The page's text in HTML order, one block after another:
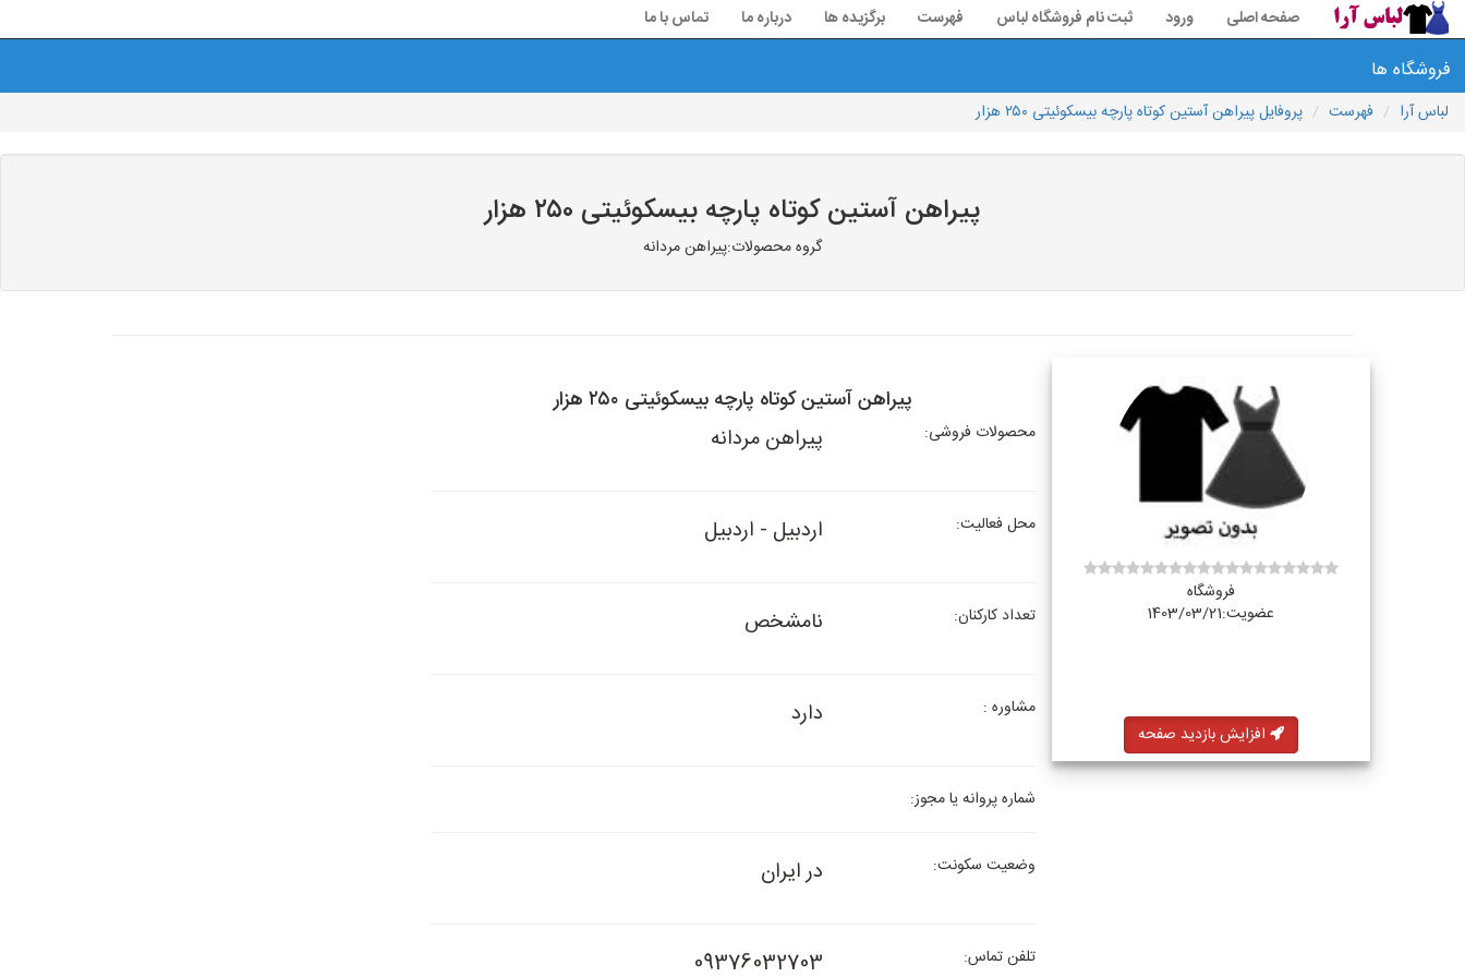
صفحه اصلی ورود ثبت نام فروشگاه لباس فهرست برگزیده ها درباره ما تماس با ما
فروشگاه ها
لباس آرا فهرست پروفایل پیراهن آستین کوتاه پارچه بیسکوئیتی ۲۵۰ هزار
پیراهن آستین کوتاه پارچه بیسکوئیتی ۲۵۰ هزار
گروه محصولات:پیراهن مردانه
فروشگاه
عضویت:1403/03/21
افزایش بازدید صفحه
پیراهن آستین کوتاه پارچه بیسکوئیتی ۲۵۰ هزار
محصولات فروشی: پیراهن مردانه
محل فعالیت: اردبیل - اردبیل
تعداد کارکنان: نامشخص
مشاوره : دارد
شماره پروانه یا مجوز:
وضعیت سکونت: در ایران
تلفن تماس: 09376032703